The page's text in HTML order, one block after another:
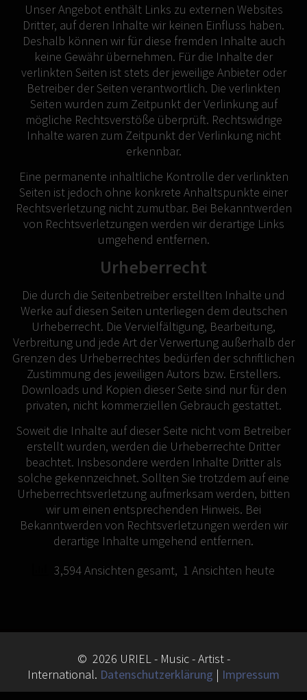
Unser Angebot enthält Links zu externen Websites
Dritter, auf deren Inhalte wir keinen Einfluss haben.
Deshalb können wir für diese fremden Inhalte auch
keine Gewähr übernehmen. Für die Inhalte der
verlinkten Seiten ist stets der jeweilige Anbieter oder
Betreiber der Seiten verantwortlich. Die verlinkten
Seiten wurden zum Zeitpunkt der Verlinkung auf
mögliche Rechtsverstöße überprüft. Rechtswidrige
Inhalte waren zum Zeitpunkt der Verlinkung nicht
erkennbar.
Eine permanente inhaltliche Kontrolle der verlinkten
Seiten ist jedoch ohne konkrete Anhaltspunkte einer
Rechtsverletzung nicht zumutbar. Bei Bekanntwerden
von Rechtsverletzungen werden wir derartige Links
umgehend entfernen.
Urheberrecht
Die durch die Seitenbetreiber erstellten Inhalte und
Werke auf diesen Seiten unterliegen dem deutschen
Urheberrecht. Die Vervielfältigung, Bearbeitung,
Verbreitung und jede Art der Verwertung außerhalb der
Grenzen des Urheberrechtes bedürfen der schriftlichen
Zustimmung des jeweiligen Autors bzw. Erstellers.
Downloads und Kopien dieser Seite sind nur für den
privaten, nicht kommerziellen Gebrauch gestattet.
Soweit die Inhalte auf dieser Seite nicht vom Betreiber
erstellt wurden, werden die Urheberrechte Dritter
beachtet. Insbesondere werden Inhalte Dritter als
solche gekennzeichnet. Sollten Sie trotzdem auf eine
Urheberrechtsverletzung aufmerksam werden, bitten
wir um einen entsprechenden Hinweis. Bei
Bekanntwerden von Rechtsverletzungen werden wir
derartige Inhalte umgehend entfernen.
3,594 Ansichten gesamt, 1 Ansichten heute
© 2026 URIEL - Music - Artist -
International. Datenschutzerklärung | Impressum